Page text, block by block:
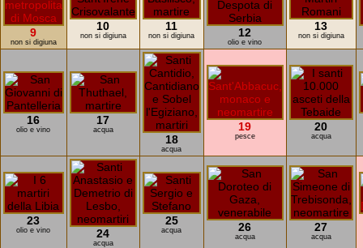
9
non si digiuna
10
non si digiuna
11
non si digiuna 12
olio e vino
13
non si digiuna
16
olio e vino
17
acqua
18
acqua
19
pesce
20
acqua
23
olio e vino 24
acqua
25
acqua 26
acqua
27
acqua